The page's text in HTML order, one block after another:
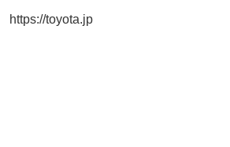
https://toyota.jp